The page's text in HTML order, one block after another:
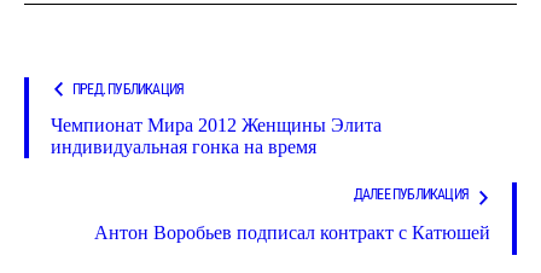
ПРЕД. ПУБЛИКАЦИЯ
Чемпионат Мира 2012 Женщины Элита
индивидуальная гонка на время
ДАЛЕЕ ПУБЛИКАЦИЯ
Антон Воробьев подписал контракт с Катюшей